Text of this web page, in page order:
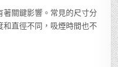
著關鍵影響。常見的尺寸分
直徑不同，吸煙時間也不